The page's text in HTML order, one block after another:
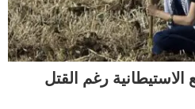
رغم القتل